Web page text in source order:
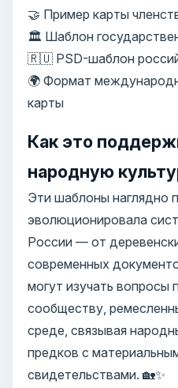
🤝 Пример карты
🏛️ Шаблон
🇷🇺 PSD-шаблон
🌍 Формат
карты
Как это
народную
Эти шаблоны наглядно
эволюционировала
России — от
современных
могут изучать вопросы
сообществу,
среде, связывая
предков с
свидетельствами. 🏡✨